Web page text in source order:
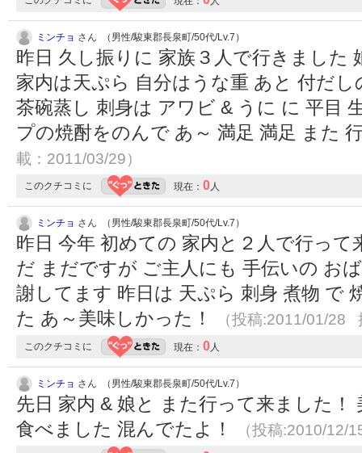
ミンチョ さん （男性/駿東郡長泉町/50代/Lv.7）
昨日 久し振りに 家族３人で行きました
家内は天ぷら 自分はうな重 あと 付だ
茶碗蒸し 刺身は アワビ & うに に 平目
プの焼酎をのんで あ～ 満足 満足 また
載：2011/03/29）
このクチコミに 現在： 0人
ミンチョ さん （男性/駿東郡長泉町/50代/Lv.7）
昨日 今年 初めての 家内と２人で行っ
だ まだですが ご主人にも 手伝いの お
謝してます 昨日は 天ぷら 刺身 煮物 で
た あ～美味しかった！
（投稿:2011/01/28
このクチコミに 現在： 0人
ミンチョ さん （男性/駿東郡長泉町/50代/Lv.7）
先日 家内 & 娘と また行って来ました
食べました 混んでたよ！
（投稿:2010/